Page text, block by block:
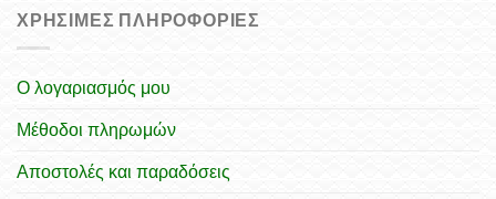
ΧΡΉΣΙΜΕΣ ΠΛΗΡΟΦΟΡΊΕΣ
Ο λογαριασμός μου
Μέθοδοι πληρωμών
Αποστολές και παραδόσεις